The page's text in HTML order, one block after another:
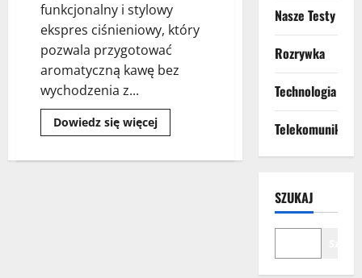
funkcjonalny i stylowy
ekspres ciśnieniowy, który
pozwala przygotować
aromatyczną kawę bez
wychodzenia z...
Dowiedz się więcej
Nasze Testy
Rozrywka
Technologia
Telekomunikacja
SZUKAJ